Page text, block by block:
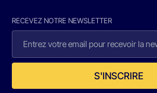
RECEVEZ NOTRE NEWSLETTER
S'INSCRIRE